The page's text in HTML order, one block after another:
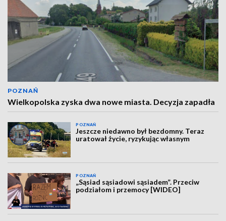
POZNAŃ
Wielkopolska zyska dwa nowe miasta. Decyzja zapadła
POZNAŃ
Jeszcze niedawno był bezdomny. Teraz
uratował życie, ryzykując własnym
POZNAŃ
„Sąsiad sąsiadowi sąsiadem”. Przeciw
podziałom i przemocy [WIDEO]